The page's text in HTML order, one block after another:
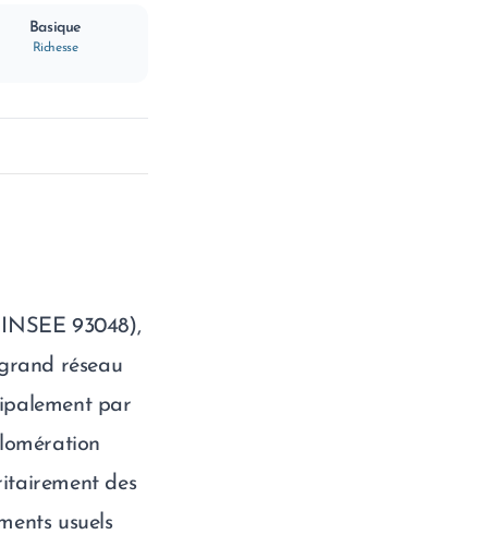
Basique
Richesse
93048),
réseau
par
des
usuels